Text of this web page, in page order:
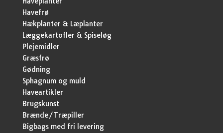
Havefrø
Hækplanter & Læplanter
Læggekartofler & Spiseløg
Plejemidler
Græsfrø
Gødning
Sphagnum og muld
Haveartikler
Brugskunst
Brænde/Træpiller
Bigbags med fri levering